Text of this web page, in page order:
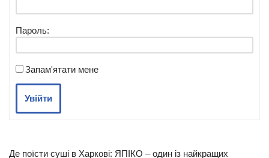
Пароль:
Запам'ятати мене
Увійти
Де поїсти суші в Харкові: ЯПІКО – один із найкращих